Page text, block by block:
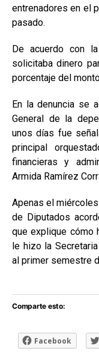
entrenadores en el
pasado.
De acuerdo con
solicitaba dinero
porcentaje del
En la denuncia se
General de la
unos días fue
principal
financieras y
Armida Ramírez
Apenas el
de Diputados
que explique cómo
le hizo la
al primer semestre
Comparte esto:
Facebook